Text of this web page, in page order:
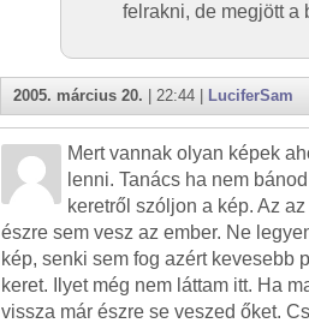
felrakni, de megjött a
2005. március 20. | 22:44 | LuciferSam
Mert vannak olyan képek
lenni. Tanács ha nem
keretről szóljon a kép. Az
észre sem vesz az ember. Ne
kép, senki sem fog azért kevesebb
keret. Ilyet még nem láttam itt. Ha
vissza már észre se veszed őket.